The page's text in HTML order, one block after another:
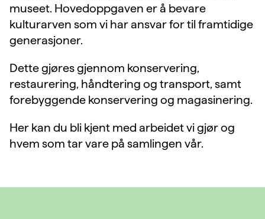
museet. Hovedoppgaven er å bevare
kulturarven som vi har ansvar for til framtidige
generasjoner.
Dette gjøres gjennom konservering,
restaurering, håndtering og transport, samt
forebyggende konservering og magasinering.
Her kan du bli kjent med arbeidet vi gjør og
hvem som tar vare på samlingen vår.